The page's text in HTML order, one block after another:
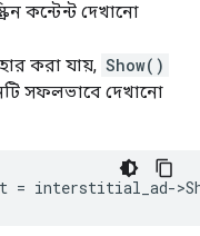
কন্টেন্ট দেখানো
করা যায়, Show()
সফলভাবে দেখানো
= interstitial_ad->